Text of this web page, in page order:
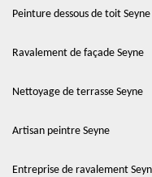
Peinture dessous de toit Seyne
Ravalement de façade Seyne
Nettoyage de terrasse Seyne
Artisan peintre Seyne
Entreprise de ravalement